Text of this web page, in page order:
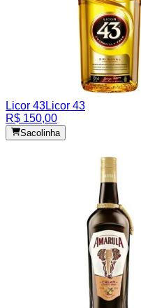
Licor 43Licor 43
R$ 150,00
Sacolinha